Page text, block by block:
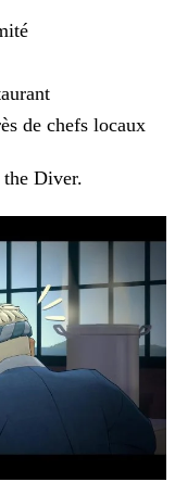
de chefs locaux
the Diver.